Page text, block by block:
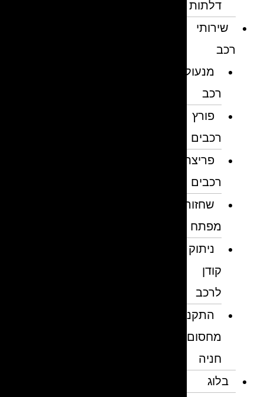
דלתות
שירותי
מנעולן
פורץ
רכבים
פריצת
רכבים
שחזור
מפתח
ניתוק
לרכב
התקנת
מחסום
חניה
בלוג